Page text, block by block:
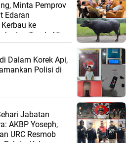
Minta Pemprov
Edaran
ke
dan Toraja Utara
Dalam Korek Api,
Polisi di
Jabatan
AKBP Yoseph,
URC Resmob